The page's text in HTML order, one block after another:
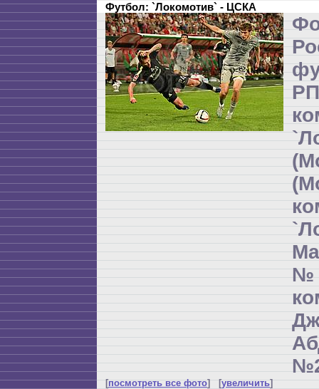
Футбол: `Локомотив` - ЦСКА
[посмотреть все фото] [увеличить]